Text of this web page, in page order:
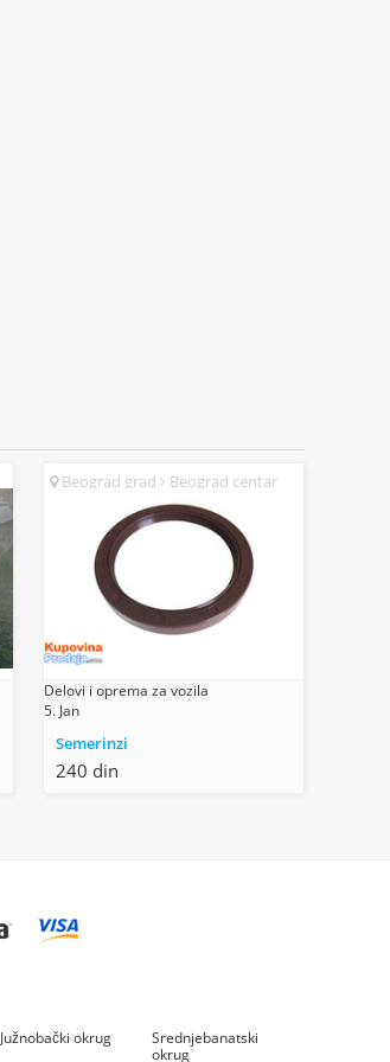
Beograd grad Beograd centar
Delovi i oprema za vozila
5. Jan
Semerinzi
240 din
Južnobački okrug
Srednjebanatski
okrug